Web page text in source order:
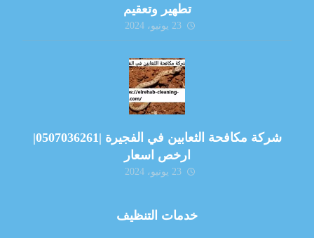
تطهير وتعقيم
23 يونيو، 2024
شركة مكافحة الثعابين في الفجيرة |0507036261|
ارخص اسعار
23 يونيو، 2024
خدمات التنظيف